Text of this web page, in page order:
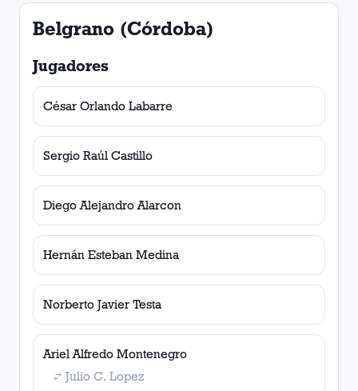
Belgrano (Córdoba)
Jugadores
César Orlando Labarre
Sergio Raúl Castillo
Diego Alejandro Alarcon
Hernán Esteban Medina
Norberto Javier Testa
Ariel Alfredo Montenegro
Julio C. Lopez